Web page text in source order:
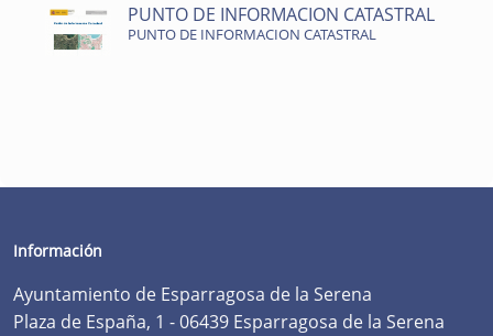
PUNTO DE INFORMACION CATASTRAL
PUNTO DE INFORMACION CATASTRAL
Información
Ayuntamiento de Esparragosa de la Serena
Plaza de España, 1 - 06439 Esparragosa de la Serena